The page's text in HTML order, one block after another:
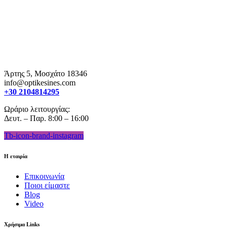
Άρτης 5, Μοσχάτο 18346
info@optikesines.com
+30 2104814295
Ωράριο λειτουργίας:
Δευτ. – Παρ. 8:00 – 16:00
Tb-icon-brand-instagram
Η εταιρία
Επικοινωνία
Ποιοι είμαστε
Blog
Video
Χρήσιμα Links